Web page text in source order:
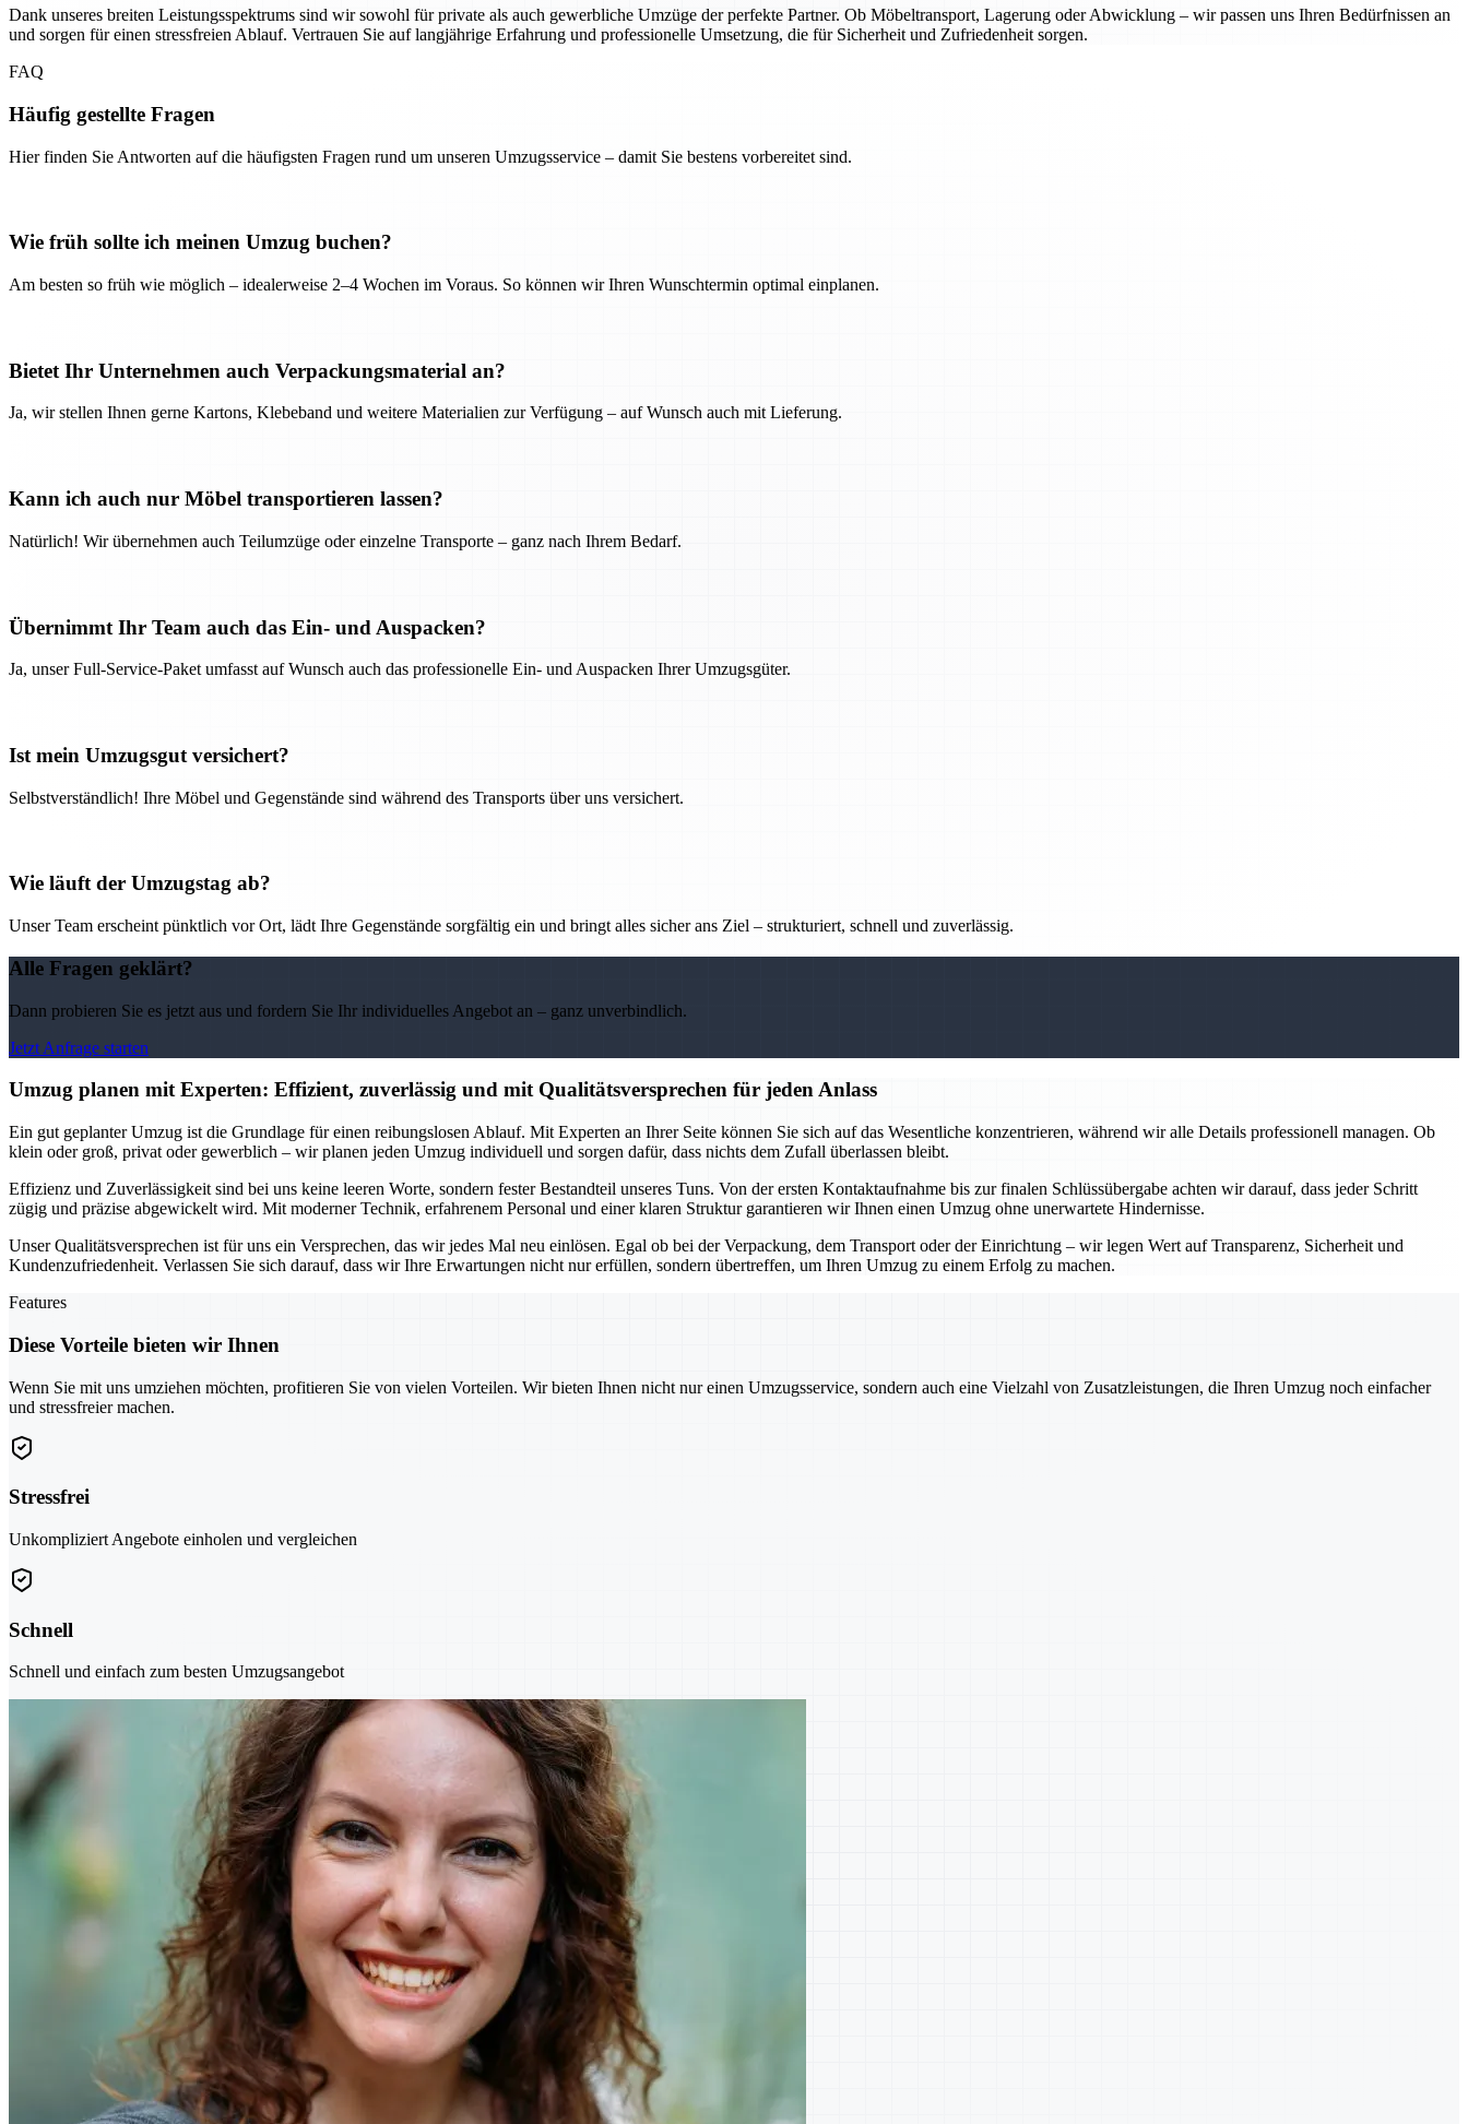
Dank unseres breiten Leistungsspektrums sind wir sowohl für private als auch gewerbliche Umzüge der perfekte Partner. Ob Möbeltransport, Lagerung oder Abwicklung – wir passen uns Ihren Bedürfnissen an
und sorgen für einen stressfreien Ablauf. Vertrauen Sie auf langjährige Erfahrung und professionelle Umsetzung, die für Sicherheit und Zufriedenheit sorgen.
FAQ
Häufig gestellte Fragen
Hier finden Sie Antworten auf die häufigsten Fragen rund um unseren Umzugsservice – damit Sie bestens vorbereitet sind.
Wie früh sollte ich meinen Umzug buchen?
Am besten so früh wie möglich – idealerweise 2–4 Wochen im Voraus. So können wir Ihren Wunschtermin optimal einplanen.
Bietet Ihr Unternehmen auch Verpackungsmaterial an?
Ja, wir stellen Ihnen gerne Kartons, Klebeband und weitere Materialien zur Verfügung – auf Wunsch auch mit Lieferung.
Kann ich auch nur Möbel transportieren lassen?
Natürlich! Wir übernehmen auch Teilumzüge oder einzelne Transporte – ganz nach Ihrem Bedarf.
Übernimmt Ihr Team auch das Ein- und Auspacken?
Ja, unser Full-Service-Paket umfasst auf Wunsch auch das professionelle Ein- und Auspacken Ihrer Umzugsgüter.
Ist mein Umzugsgut versichert?
Selbstverständlich! Ihre Möbel und Gegenstände sind während des Transports über uns versichert.
Wie läuft der Umzugstag ab?
Unser Team erscheint pünktlich vor Ort, lädt Ihre Gegenstände sorgfältig ein und bringt alles sicher ans Ziel – strukturiert, schnell und zuverlässig.
Alle Fragen geklärt?
Dann probieren Sie es jetzt aus und fordern Sie Ihr individuelles Angebot an – ganz unverbindlich.
Jetzt Anfrage starten
Umzug planen mit Experten: Effizient, zuverlässig und mit Qualitätsversprechen für jeden Anlass
Ein gut geplanter Umzug ist die Grundlage für einen reibungslosen Ablauf. Mit Experten an Ihrer Seite können Sie sich auf das Wesentliche konzentrieren, während wir alle Details professionell managen. Ob
klein oder groß, privat oder gewerblich – wir planen jeden Umzug individuell und sorgen dafür, dass nichts dem Zufall überlassen bleibt.
Effizienz und Zuverlässigkeit sind bei uns keine leeren Worte, sondern fester Bestandteil unseres Tuns. Von der ersten Kontaktaufnahme bis zur finalen Schlüssübergabe achten wir darauf, dass jeder Schritt
zügig und präzise abgewickelt wird. Mit moderner Technik, erfahrenem Personal und einer klaren Struktur garantieren wir Ihnen einen Umzug ohne unerwartete Hindernisse.
Unser Qualitätsversprechen ist für uns ein Versprechen, das wir jedes Mal neu einlösen. Egal ob bei der Verpackung, dem Transport oder der Einrichtung – wir legen Wert auf Transparenz, Sicherheit und
Kundenzufriedenheit. Verlassen Sie sich darauf, dass wir Ihre Erwartungen nicht nur erfüllen, sondern übertreffen, um Ihren Umzug zu einem Erfolg zu machen.
Features
Diese Vorteile bieten wir Ihnen
Wenn Sie mit uns umziehen möchten, profitieren Sie von vielen Vorteilen. Wir bieten Ihnen nicht nur einen Umzugsservice, sondern auch eine Vielzahl von Zusatzleistungen, die Ihren Umzug noch einfacher
und stressfreier machen.
Stressfrei
Unkompliziert Angebote einholen und vergleichen
Schnell
Schnell und einfach zum besten Umzugsangebot